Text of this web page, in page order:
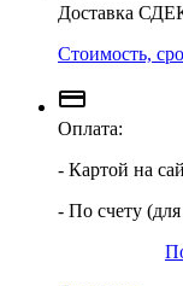
Доставка
Стоимость,
Оплата:
- Картой на
- По счету